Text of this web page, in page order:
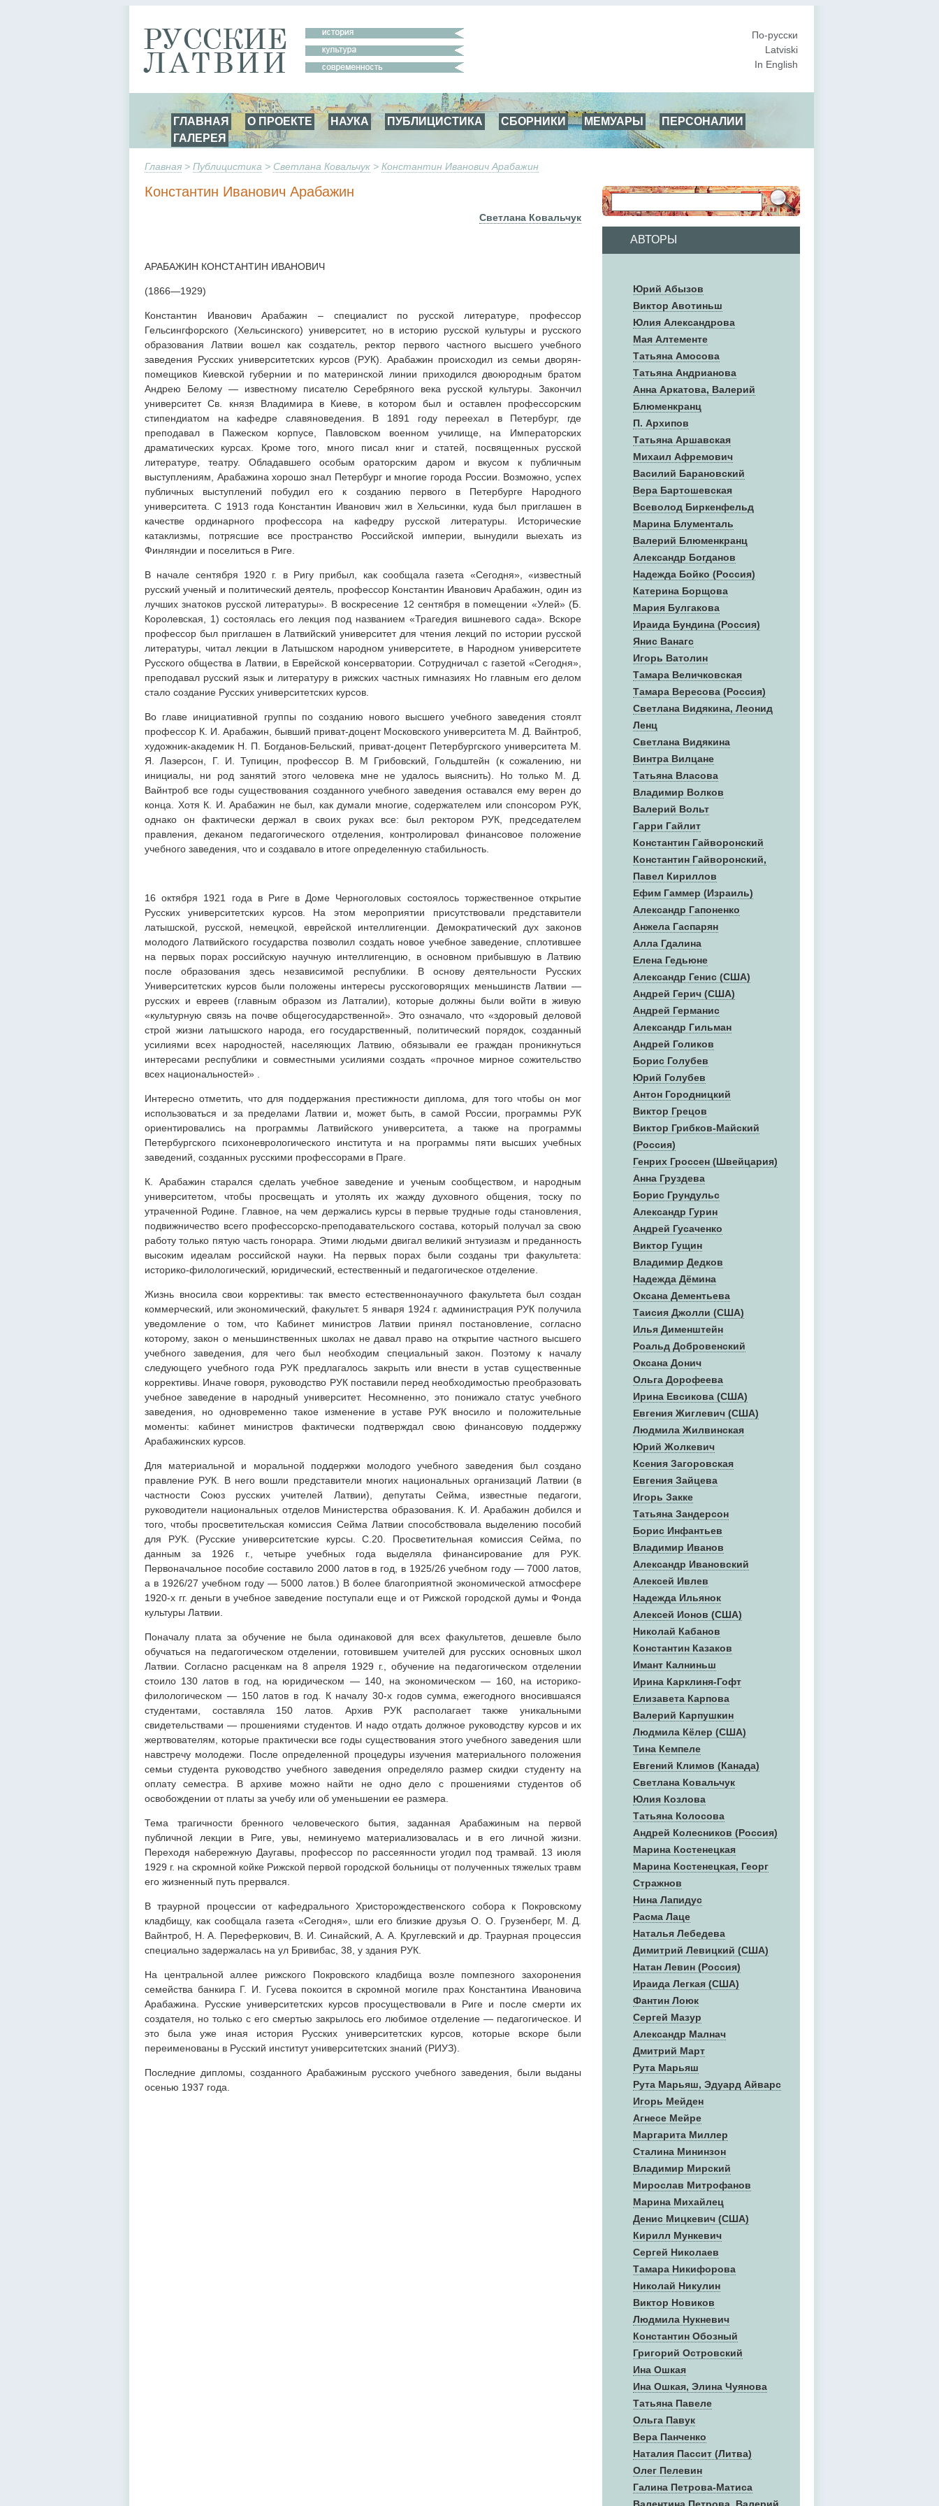
По-русски
Latviski
In English
ГЛАВНАЯ О ПРОЕКТЕ НАУКА ПУБЛИЦИСТИКА СБОРНИКИ МЕМУАРЫ
ПЕРСОНАЛИИ
ГАЛЕРЕЯ
Главная > Публицистика > Светлана Ковальчук > Константин Иванович Арабажин
АВТОРЫ
Юрий Абызов
Виктор Авотиньш
Юлия Александрова
Мая Алтементе
Татьяна Амосова
Татьяна Андрианова
Анна Аркатова, Валерий
Блюменкранц
П. Архипов
Татьяна Аршавская
Михаил Афремович
Василий Барановский
Вера Бартошевская
Всеволод Биркенфельд
Марина Блументаль
Валерий Блюменкранц
Александр Богданов
Надежда Бойко (Россия)
Катерина Борщова
Мария Булгакова
Ираида Бундина (Россия)
Янис Ванагс
Игорь Ватолин
Тамара Величковская
Тамара Вересова (Россия)
Светлана Видякина, Леонид
Ленц
Светлана Видякина
Винтра Вилцане
Татьяна Власова
Владимир Волков
Валерий Вольт
Гарри Гайлит
Константин Гайворонский
Константин Гайворонский,
Павел Кириллов
Ефим Гаммер (Израиль)
Александр Гапоненко
Анжела Гаспарян
Алла Гдалина
Елена Гедьюне
Александр Генис (США)
Андрей Герич (США)
Андрей Германис
Александр Гильман
Андрей Голиков
Борис Голубев
Юрий Голубев
Антон Городницкий
Виктор Грецов
Виктор Грибков-Майский
(Россия)
Генрих Гроссен (Швейцария)
Анна Груздева
Борис Грундульс
Александр Гурин
Андрей Гусаченко
Виктор Гущин
Владимир Дедков
Надежда Дёмина
Оксана Дементьева
Таисия Джолли (США)
Илья Дименштейн
Роальд Добровенский
Оксана Донич
Ольга Дорофеева
Ирина Евсикова (США)
Евгения Жиглевич (США)
Людмила Жилвинская
Юрий Жолкевич
Ксения Загоровская
Евгения Зайцева
Игорь Закке
Татьяна Зандерсон
Борис Инфантьев
Владимир Иванов
Александр Ивановский
Алексей Ивлев
Надежда Ильянок
Алексей Ионов (США)
Николай Кабанов
Константин Казаков
Имант Калниньш
Ирина Карклиня-Гофт
Елизавета Карпова
Валерий Карпушкин
Людмила Кёлер (США)
Тина Кемпеле
Евгений Климов (Канада)
Светлана Ковальчук
Юлия Козлова
Татьяна Колосова
Андрей Колесников (Россия)
Марина Костенецкая
Марина Костенецкая, Георг
Стражнов
Нина Лапидус
Расма Лаце
Наталья Лебедева
Димитрий Левицкий (США)
Натан Левин (Россия)
Ираида Легкая (США)
Фантин Лоюк
Сергей Мазур
Александр Малнач
Дмитрий Март
Рута Марьяш
Рута Марьяш, Эдуард Айварс
Игорь Мейден
Агнесе Мейре
Маргарита Миллер
Сталина Мининзон
Владимир Мирский
Мирослав Митрофанов
Марина Михайлец
Денис Mицкевич (США)
Кирилл Мункевич
Сергей Николаев
Тамара Никифорова
Николай Никулин
Виктор Новиков
Людмила Нукневич
Константин Обозный
Григорий Островский
Ина Ошкая
Ина Ошкая, Элина Чуянова
Татьяна Павеле
Ольга Павук
Вера Панченко
Наталия Пассит (Литва)
Олег Пелевин
Галина Петрова-Матиса
Константин Иванович Арабажин
Светлана Ковальчук
АРАБАЖИН КОНСТАНТИН ИВАНОВИЧ
(1866—1929)
Константин Иванович Арабажин – специалист по русской литературе, профессор
Гельсингфорского (Хельсинского) университет, но в историю русской культуры и русского
образования Латвии вошел как создатель, ректор первого частного высшего учебного
заведения Русских университетских курсов (РУК). Арабажин происходил из семьи дворян-
помещиков Киевской губернии и по материнской линии приходился двоюродным братом
Андрею Белому — известному писателю Серебряного века русской культуры. Закончил
университет Св. князя Владимира в Киеве, в котором был и оставлен профессорским
стипендиатом на кафедре славяноведения. В 1891 году переехал в Петербург, где
преподавал в Пажеском корпусе, Павловском военном училище, на Императорских
драматических курсах. Кроме того, много писал книг и статей, посвященных русской
литературе, театру. Обладавшего особым ораторским даром и вкусом к публичным
выступлениям, Арабажина хорошо знал Петербург и многие города России. Возможно, успех
публичных выступлений побудил его к созданию первого в Петербурге Народного
университета. С 1913 года Константин Иванович жил в Хельсинки, куда был приглашен в
качестве ординарного профессора на кафедру русской литературы. Исторические
катаклизмы, потрясшие все пространство Российской империи, вынудили выехать из
Финляндии и поселиться в Риге.
В начале сентября 1920 г. в Ригу прибыл, как сообщала газета «Сегодня», «известный
русский ученый и политический деятель, профессор Константин Иванович Арабажин, один из
лучших знатоков русской литературы». В воскресение 12 сентября в помещении «Улей» (Б.
Королевская, 1) состоялась его лекция под названием «Трагедия вишневого сада». Вскоре
профессор был приглашен в Латвийский университет для чтения лекций по истории русской
литературы, читал лекции в Латышском народном университете, в Народном университете
Русского общества в Латвии, в Еврейской консерватории. Сотрудничал с газетой «Сегодня»,
преподавал русский язык и литературу в рижских частных гимназиях Но главным его делом
стало создание Русских университетских курсов.
Во главе инициативной группы по созданию нового высшего учебного заведения стоялт
профессор К. И. Арабажин, бывший приват-доцент Московского университета М. Д. Вайнтроб,
художник-академик Н. П. Богданов-Бельский, приват-доцент Петербургского университета М.
Я. Лазерсон, Г. И. Тупицин, профессор В. М Грибовский, Гольдштейн (к сожалению, ни
инициалы, ни род занятий этого человека мне не удалось выяснить). Но только М. Д.
Вайнтроб все годы существования созданного учебного заведения оставался ему верен до
конца. Хотя К. И. Арабажин не был, как думали многие, содержателем или спонсором РУК,
однако он фактически держал в своих руках все: был ректором РУК, председателем
правления, деканом педагогического отделения, контролировал финансовое положение
учебного заведения, что и создавало в итоге определенную стабильность.
16 октября 1921 года в Риге в Доме Черноголовых состоялось торжественное открытие
Русских университетских курсов. На этом мероприятии присутствовали представители
латышской, русской, немецкой, еврейской интеллигенции. Демократический дух законов
молодого Латвийского государства позволил создать новое учебное заведение, сплотившее
на первых порах российскую научную интеллигенцию, в основном прибывшую в Латвию
после образования здесь независимой республики. В основу деятельности Русских
Университетских курсов были положены интересы русскоговорящих меньшинств Латвии —
русских и евреев (главным образом из Латгалии), которые должны были войти в живую
«культурную связь на почве общегосударственной». Это означало, что «здоровый деловой
строй жизни латышского народа, его государственный, политический порядок, созданный
усилиями всех народностей, населяющих Латвию, обязывали ее граждан проникнуться
интересами республики и совместными усилиями создать «прочное мирное сожительство
всех национальностей» .
Интересно отметить, что для поддержания престижности диплома, для того чтобы он мог
использоваться и за пределами Латвии и, может быть, в самой России, программы РУК
ориентировались на программы Латвийского университета, а также на программы
Петербургского психоневрологического института и на программы пяти высших учебных
заведений, созданных русскими профессорами в Праге.
К. Арабажин старался сделать учебное заведение и ученым сообществом, и народным
университетом, чтобы просвещать и утолять их жажду духовного общения, тоску по
утраченной Родине. Главное, на чем держались курсы в первые трудные годы становления,
подвижничество всего профессорско-преподавательского состава, который получал за свою
работу только пятую часть гонорара. Этими людьми двигал великий энтузиазм и преданность
высоким идеалам российской науки. На первых порах были созданы три факультета:
историко-филологический, юридический, естественный и педагогическое отделение.
Жизнь вносила свои коррективы: так вместо естественнонаучного факультета был создан
коммерческий, или экономический, факультет. 5 января 1924 г. администрация РУК получила
уведомление о том, что Кабинет министров Латвии принял постановление, согласно
которому, закон о меньшинственных школах не давал право на открытие частного высшего
учебного заведения, для чего был необходим специальный закон. Поэтому к началу
следующего учебного года РУК предлагалось закрыть или внести в устав существенные
коррективы. Иначе говоря, руководство РУК поставили перед необходимостью преобразовать
учебное заведение в народный университет. Несомненно, это понижало статус учебного
заведения, но одновременно такое изменение в уставе РУК вносило и положительные
моменты: кабинет министров фактически подтверждал свою финансовую поддержку
Арабажинских курсов.
Для материальной и моральной поддержки молодого учебного заведения был создано
правление РУК. В него вошли представители многих национальных организаций Латвии (в
частности Союз русских учителей Латвии), депутаты Сейма, известные педагоги,
руководители национальных отделов Министерства образования. К. И. Арабажин добился и
того, чтобы просветительская комиссия Сейма Латвии способствовала выделению пособий
для РУК. (Русские университетские курсы. С.20. Просветительная комиссия Сейма, по
данным за 1926 г., четыре учебных года выделяла финансирование для РУК.
Первоначальное пособие составило 2000 латов в год, в 1925/26 учебном году — 7000 латов,
а в 1926/27 учебном году — 5000 латов.) В более благоприятной экономической атмосфере
1920-х гг. деньги в учебное заведение поступали еще и от Рижской городской думы и Фонда
культуры Латвии.
Поначалу плата за обучение не была одинаковой для всех факультетов, дешевле было
обучаться на педагогическом отделении, готовившем учителей для русских основных школ
Латвии. Согласно расценкам на 8 апреля 1929 г., обучение на педагогическом отделении
стоило 130 латов в год, на юридическом — 140, на экономическом — 160, на историко-
филологическом — 150 латов в год. К началу 30-х годов сумма, ежегодного вносившаяся
студентами, составляла 150 латов. Архив РУК располагает также уникальными
свидетельствами — прошениями студентов. И надо отдать должное руководству курсов и их
жертвователям, которые практически все годы существования этого учебного заведения шли
навстречу молодежи. После определенной процедуры изучения материального положения
семьи студента руководство учебного заведения определяло размер скидки студенту на
оплату семестра. В архиве можно найти не одно дело с прошениями студентов об
освобождении от платы за учебу или об уменьшении ее размера.
Тема трагичности бренного человеческого бытия, заданная Арабажиным на первой
публичной лекции в Риге, увы, неминуемо материализовалась и в его личной жизни.
Переходя набережную Даугавы, профессор по рассеянности угодил под трамвай. 13 июля
1929 г. на скромной койке Рижской первой городской больницы от полученных тяжелых травм
его жизненный путь прервался.
В траурной процессии от кафедрального Христорождественского собора к Покровскому
кладбищу, как сообщала газета «Сегодня», шли его близкие друзья О. О. Грузенберг, М. Д.
Вайнтроб, Н. А. Переферкович, В. И. Синайский, А. А. Круглевский и др. Траурная процессия
специально задержалась на ул Бривибас, 38, у здания РУК.
На центральной аллее рижского Покровского кладбища возле помпезного захоронения
семейства банкира Г. И. Гусева покоится в скромной могиле прах Константина Ивановича
Арабажина. Русские университетских курсов просуществовали в Риге и после смерти их
создателя, но только с его смертью закрылось его любимое отделение — педагогическое. И
это была уже иная история Русских университетских курсов, которые вскоре были
переименованы в Русский институт университетских знаний (РИУЗ).
Последние дипломы, созданного Арабажиным русского учебного заведения, были выданы
осенью 1937 года.